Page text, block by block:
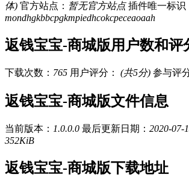
体) 官方站点： 暂无官方站点 插件唯一标识
mondhgkbbcpgkmpiedhcokcpeceaoaah
返钱宝宝-商城版用户数和评
下载次数： 765 用户评分： (共5分) 参与评
返钱宝宝-商城版文件信息
当前版本： 1.0.0.0 最后更新日期： 2020-07-
352KiB
返钱宝宝-商城版下载地址